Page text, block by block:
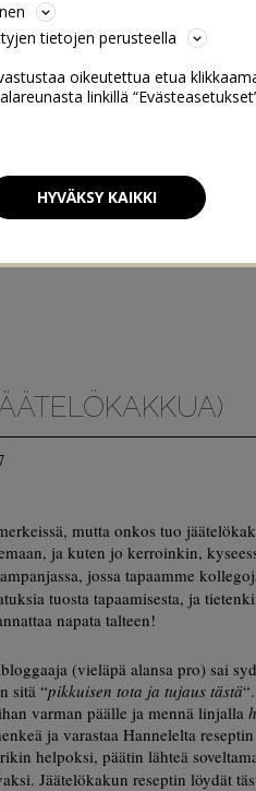
mutta onkos tuo
ja kuten jo kerroinkin,
jossa tapaamme
tuosta tapaamisesta, ja
napata talteen!
(vieläpä alansa pro) sai
sitä “pikkuisen tota ja tujaus tästä
varman päälle ja mennä linjalla
ja varastaa Hannelelta
helpoksi, päätin lähteä
Jäätelökakun reseptin löydät
tietojen perusteella
oikeutettua etua
linkillä
HYVÄKSY KAIKKI